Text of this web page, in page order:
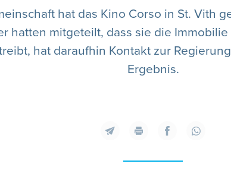
hat das Kino Corso in St. Vith
hatten mitgeteilt, dass sie die
hat daraufhin Kontakt zur
Ergebnis.